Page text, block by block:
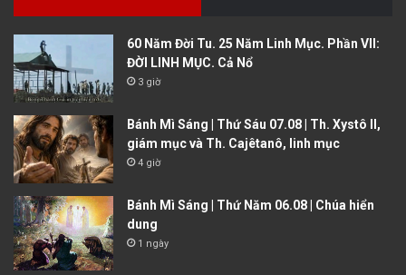
60 Năm Đời Tu. 25 Năm Linh Mục. Phần VII:
ĐỜI LINH MỤC. Cả Nổ
3 giờ
Bánh Mì Sáng | Thứ Sáu 07.08 | Th. Xystô II,
giám mục và Th. Cajêtanô, linh mục
4 giờ
Bánh Mì Sáng | Thứ Năm 06.08 | Chúa hiển
dung
1 ngày